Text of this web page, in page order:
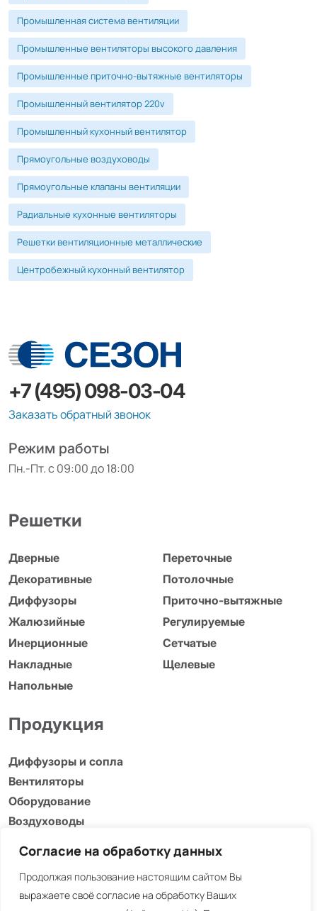
Согласие на обработку данных
Продолжая пользование настоящим сайтом Вы
выражаете своё согласие на обработку Ваших
Промышленная система вентиляции
Промышленные вентиляторы высокого давления
Промышленные приточно-вытяжные вентиляторы
Промышленный вентилятор 220v
Промышленный кухонный вентилятор
Прямоугольные воздуховоды
Прямоугольные клапаны вентиляции
Радиальные кухонные вентиляторы
Решетки вентиляционные металлические
Центробежный кухонный вентилятор
+7 (495) 098-03-04
Заказать обратный звонок
Режим работы
Пн.-Пт. с 09:00 до 18:00
Решетки
Дверные
Декоративные
Диффузоры
Жалюзийные
Инерционные
Накладные
Напольные
Переточные
Потолочные
Приточно-вытяжные
Регулируемые
Сетчатые
Щелевые
Продукция
Диффузоры и сопла
Вентиляторы
Оборудование
Воздуховоды
Информация